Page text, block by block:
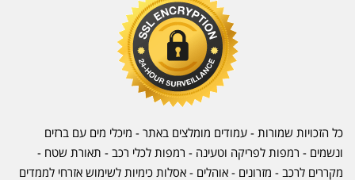
כל הזכויות שמורות - עמודים מומלצים באתר - מיכלי מים עם ברזים
ונשמים - רמפות לפריקה וטעינה - רמפות לכלי רכב - תאורת שטח -
מקררים לרכב - מזרונים - אוהלים - אסלות כימיות לשימוש אזרחי לממדים